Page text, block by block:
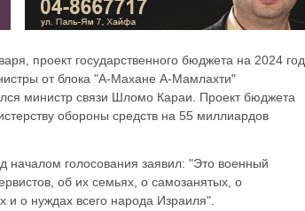
проект государственного бюджета на 2024 год.
от блока "А-Махане А-Мамлахти"
министр связи Шломо Караи. Проект бюджета
обороны средств на 55 миллиардов
началом голосования заявил: "Это военный
об их семьях, о самозанятых, о
и о нуждах всего народа Израиля".